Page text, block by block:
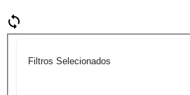
Filtros Selecionados